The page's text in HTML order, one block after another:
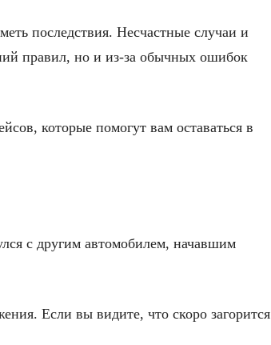
последствия. Несчастные случаи и
правил, но и из-за обычных ошибок
которые помогут вам оставаться в
с другим автомобилем, начавшим
Если вы видите, что скоро загорится